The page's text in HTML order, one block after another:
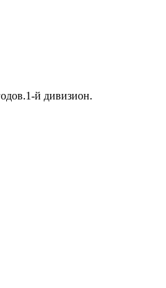
й дивизион.